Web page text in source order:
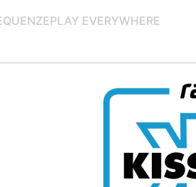
PLAY EVERYWHERE